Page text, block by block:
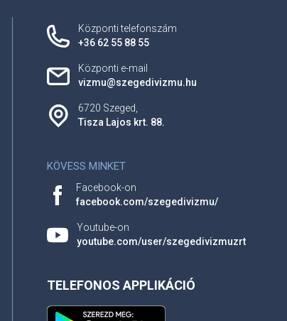
Központi telefonszám
+36 62 55 88 55
Központi e-mail
vizmu@szegedivizmu.hu
6720 Szeged,
Tisza Lajos krt. 88.
KÖVESS MINKET
Facebook-on
facebook.com/szegedivizmu/
Youtube-on
youtube.com/user/szegedivizmuzrt
TELEFONOS APPLIKÁCIÓ